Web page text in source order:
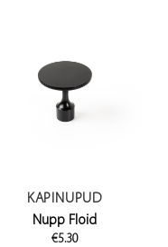
KAPINUPUD
Nupp Floid
€5.30